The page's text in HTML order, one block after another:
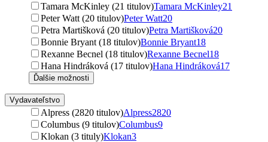
Tamara McKinley (21 titulov)Tamara McKinley21
Peter Watt (20 titulov)Peter Watt20
Petra Martišková (20 titulov)Petra Martišková20
Bonnie Bryant (18 titulov)Bonnie Bryant18
Rexanne Becnel (18 titulov)Rexanne Becnel18
Hana Hindráková (17 titulov)Hana Hindráková17
Ďalšie možnosti
Vydavateľstvo
Alpress (2820 titulov)Alpress2820
Columbus (9 titulov)Columbus9
Klokan (3 tituly)Klokan3